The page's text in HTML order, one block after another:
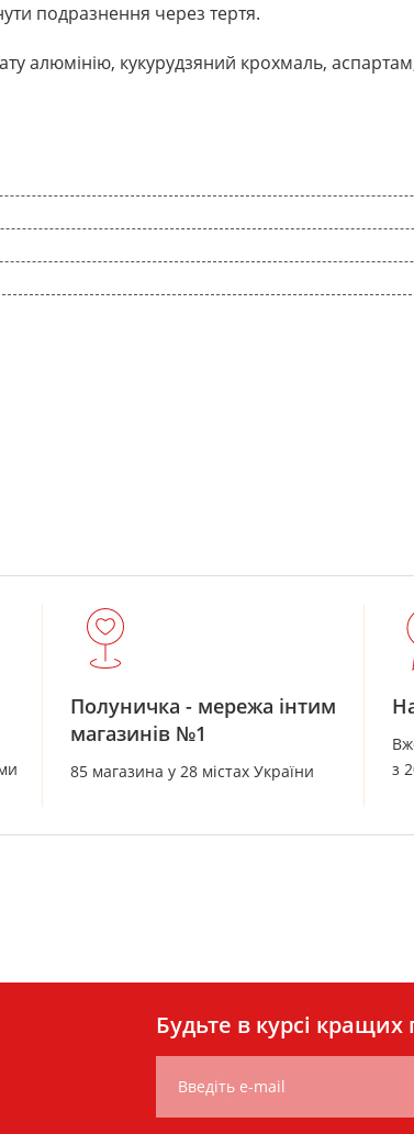
подразнення через тертя.
алюмінію, кукурудзяний крохмаль,
Полуничка - мережа інтим
магазинів №1
85 магазина у 28 містах України
з
Будьте в курсі кращих
Введіть e-mail